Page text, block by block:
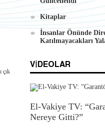
çık
Kitaplar
İnsanlar Önünde
Katılmayacakları
VIDEOLAR
El-Vakiye TV:
Nereye Gitti?”